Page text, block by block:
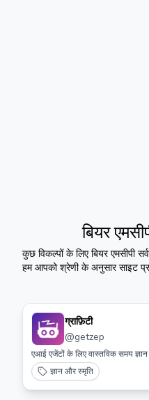
बियर
कुछ विकल्पों के लिएबियर एमसीपी
हम आपको श्रेणी के अनुसार साइट
ग्राफ़िटी
@getzep
एआई एजेंटों के लिए वास्तविक समय ज्ञान
ज्ञान और स्मृति